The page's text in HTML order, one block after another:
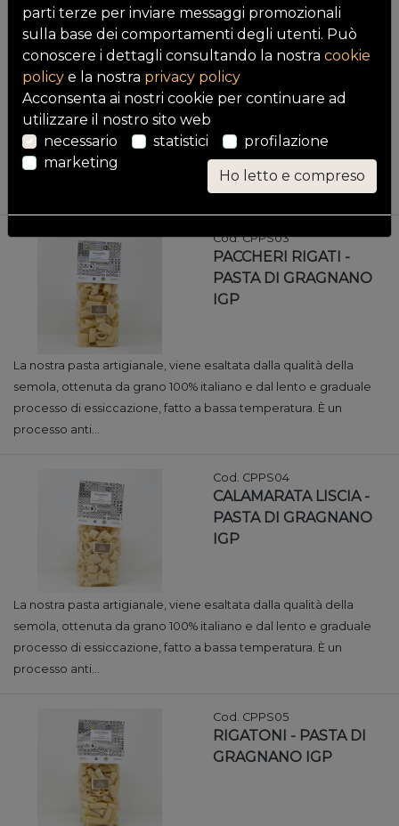
PACCHERI LISCI -
PASTA DI GRAGNANO
IGP
La nostra pasta artigianale, viene esaltata dalla qualità della
semola, ottenuta da grano 100% italiano e dal lento e graduale
processo di essiccazione, fatto a bassa temperatura. È un
Cod. CPPS03
PACCHERI RIGATI -
PASTA DI GRAGNANO
IGP
La nostra pasta artigianale, viene esaltata dalla qualità della
semola, ottenuta da grano 100% italiano e dal lento e graduale
processo di essiccazione, fatto a bassa temperatura. È un
processo anti...
Cod. CPPS04
CALAMARATA LISCIA -
PASTA DI GRAGNANO
IGP
La nostra pasta artigianale, viene esaltata dalla qualità della
semola, ottenuta da grano 100% italiano e dal lento e graduale
processo di essiccazione, fatto a bassa temperatura. È un
processo anti...
Cod. CPPS05
RIGATONI - PASTA DI
GRAGNANO IGP
parti terze per inviare messaggi promozionali
sulla base dei comportamenti degli utenti. Può
conoscere i dettagli consultando la nostra cookie
policy e la nostra privacy policy
Acconsenta ai nostri cookie per continuare ad
utilizzare il nostro sito web
necessario
statistici
profilazione
marketing
Ho letto e compreso